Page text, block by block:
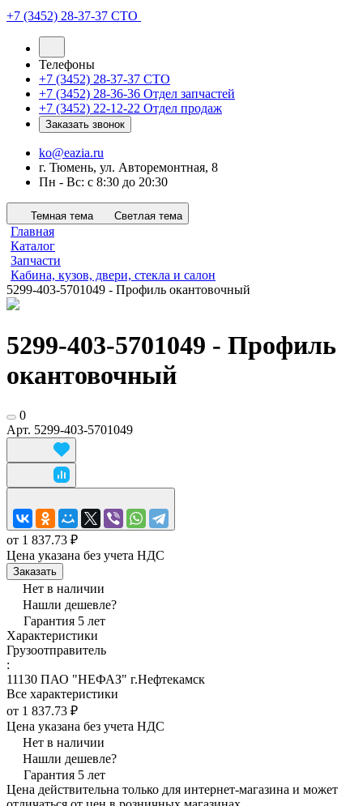
+7 (3452) 28-37-37 СТО
Телефоны
+7 (3452) 28-37-37 СТО
+7 (3452) 28-36-36 Отдел запчастей
+7 (3452) 22-12-22 Отдел продаж
Заказать звонок
ko@eazia.ru
г. Тюмень, ул. Авторемонтная, 8
Пн - Вс: с 8:30 до 20:30
Темная тема Светлая тема
Главная
Каталог
Запчасти
Кабина, кузов, двери, стекла и салон
5299-403-5701049 - Профиль окантовочный
5299-403-5701049 - Профиль
окантовочный
0
Арт. 5299-403-5701049
от 1 837.73 ₽
Цена указана без учета НДС
Заказать
Нет в наличии
Нашли дешевле?
Гарантия 5 лет
Характеристики
Грузоотправитель
:
11130 ПАО "НЕФАЗ" г.Нефтекамск
Все характеристики
от 1 837.73 ₽
Цена указана без учета НДС
Нет в наличии
Нашли дешевле?
Гарантия 5 лет
Цена действительна только для интернет-магазина и может